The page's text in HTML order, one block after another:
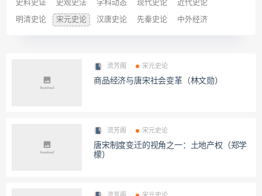
史料史证 史观史法 学科动态 现代史论 近代史论
明清史论 宋元史论 汉唐史论 先秦史论 中外经济
流芳阁 宋元史论
商品经济与唐宋社会变革（林文勋）
流芳阁 宋元史论
唐宋制度变迁的视角之一：土地产权（郑学
檬）